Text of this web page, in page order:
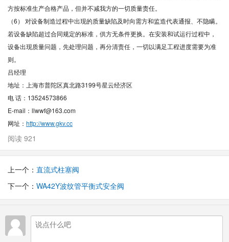
方按标准生产合格产品，但并不减我方的一切质量责任。
（6） 对设备制造过程中出现的质量缺陷及时向需方和监造代表通报、不隐瞒。
若设备缺陷超过合同规定的标准，供方无条件更换。在安装和试运行过程中，
设备出现质量问题，先处理问题，再分清责任，一切以满足工程进度需要为准
则。
吕经理
地址：上海市普陀区真北路3199号星云经济区
电 话：13524573866
E-mail：llwwf@163.com
网址： http://www.gkv.cc
阅读 921
上一个： 直流式柱塞阀
下一个： WA42Y波纹管平衡式安全阀